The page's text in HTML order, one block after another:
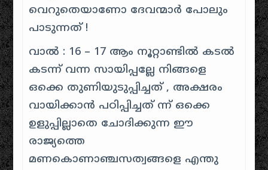
വെറുതെയാണോ ദേവന്മാർ പോലും
പാടുന്നത് !
വാൽ : 16 – 17 ആം നൂറ്റാണ്ടിൽ കടൽ
കടന്ന് വന്ന സായിപ്പല്ലേ നിങ്ങളെ
ഒക്കെ തുണിയുടുപ്പിച്ചത് , അക്ഷരം
വായിക്കാൻ പഠിപ്പിച്ചത് ന്ന് ഒക്കെ
ഉളുപ്പില്ലാതെ ചോദിക്കുന്ന ഈ
രാജ്യത്തെ
മണകൊണാഞ്ചസത്വങ്ങളെ എന്തു